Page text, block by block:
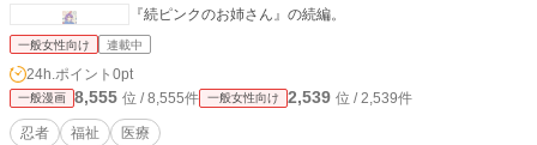
『続ピンクのお姉さん』の続編。
一般女性向け 連載中
24h.ポイント 0pt
一般漫画 8,555 位 / 8,555件 一般女性向け 2,539 位 / 2,539件
忍者 福祉 医療